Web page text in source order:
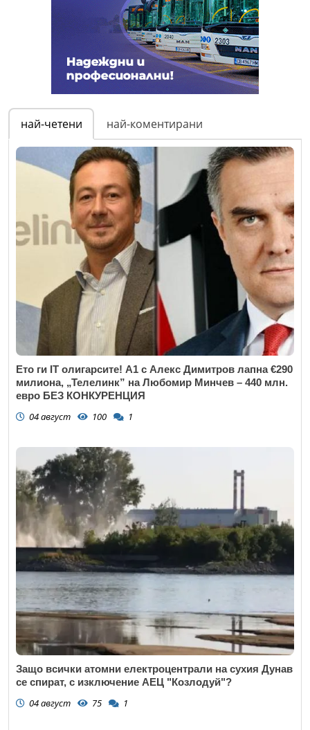
най-четени най-коментирани
Ето ги IT олигарсите! А1 с Алекс Димитров лапна €290
милиона, „Телелинк” на Любомир Минчев – 440 млн.
евро БЕЗ КОНКУРЕНЦИЯ
04 август 100 1
Защо всички атомни електроцентрали на сухия Дунав
се спират, с изключение АЕЦ "Козлодуй"?
04 август 75 1